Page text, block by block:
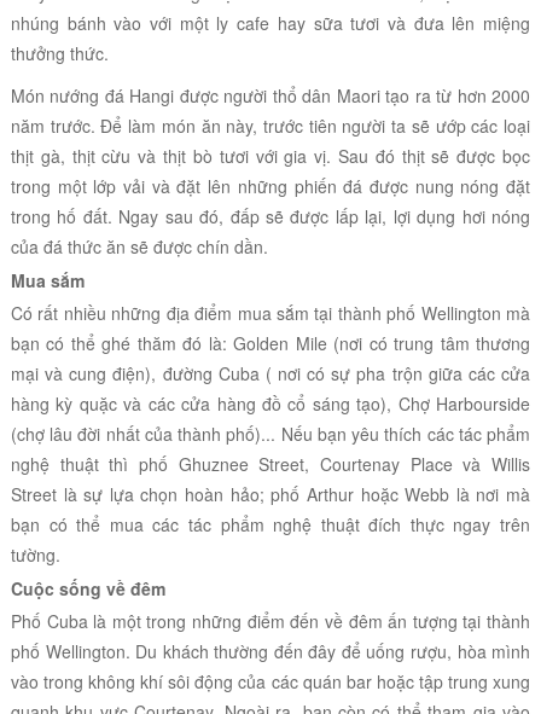
nhúng bánh vào với một ly cafe hay sữa tươi và đưa lên miệng
thưởng thức.
Món nướng đá Hangi được người thổ dân Maori tạo ra từ hơn 2000
năm trước. Để làm món ăn này, trước tiên người ta sẽ ướp các loại
thịt gà, thịt cừu và thịt bò tươi với gia vị. Sau đó thịt sẽ được bọc
trong một lớp vải và đặt lên những phiến đá được nung nóng đặt
trong hố đất. Ngay sau đó, đấp sẽ được lấp lại, lợi dụng hơi nóng
của đá thức ăn sẽ được chín dần.
Mua sắm
Có rất nhiều những địa điểm mua sắm tại thành phố Wellington mà
bạn có thể ghé thăm đó là:Golden Mile (nơi có trung tâm thương
mại và cung điện), đường Cuba ( nơi có sự pha trộn giữa các cửa
hàng kỳ quặc và các cửa hàng đồ cổ sáng tạo), Chợ Harbourside
(chợ lâu đời nhất của thành phố)... Nếu bạn yêu thích các tác phẩm
nghệ thuật thì phố Ghuznee Street, Courtenay Place và Willis
Street là sự lựa chọn hoàn hảo; phố Arthur hoặc Webb là nơi mà
bạn có thể mua các tác phẩm nghệ thuật đích thực ngay trên
tường.
Cuộc sống về đêm
Phố Cuba là một trong những điểm đến về đêm ấn tượng tại thành
phố Wellington. Du khách thường đến đây để uống rượu, hòa mình
vào trong không khí sôi động của các quán bar hoặc tập trung xung